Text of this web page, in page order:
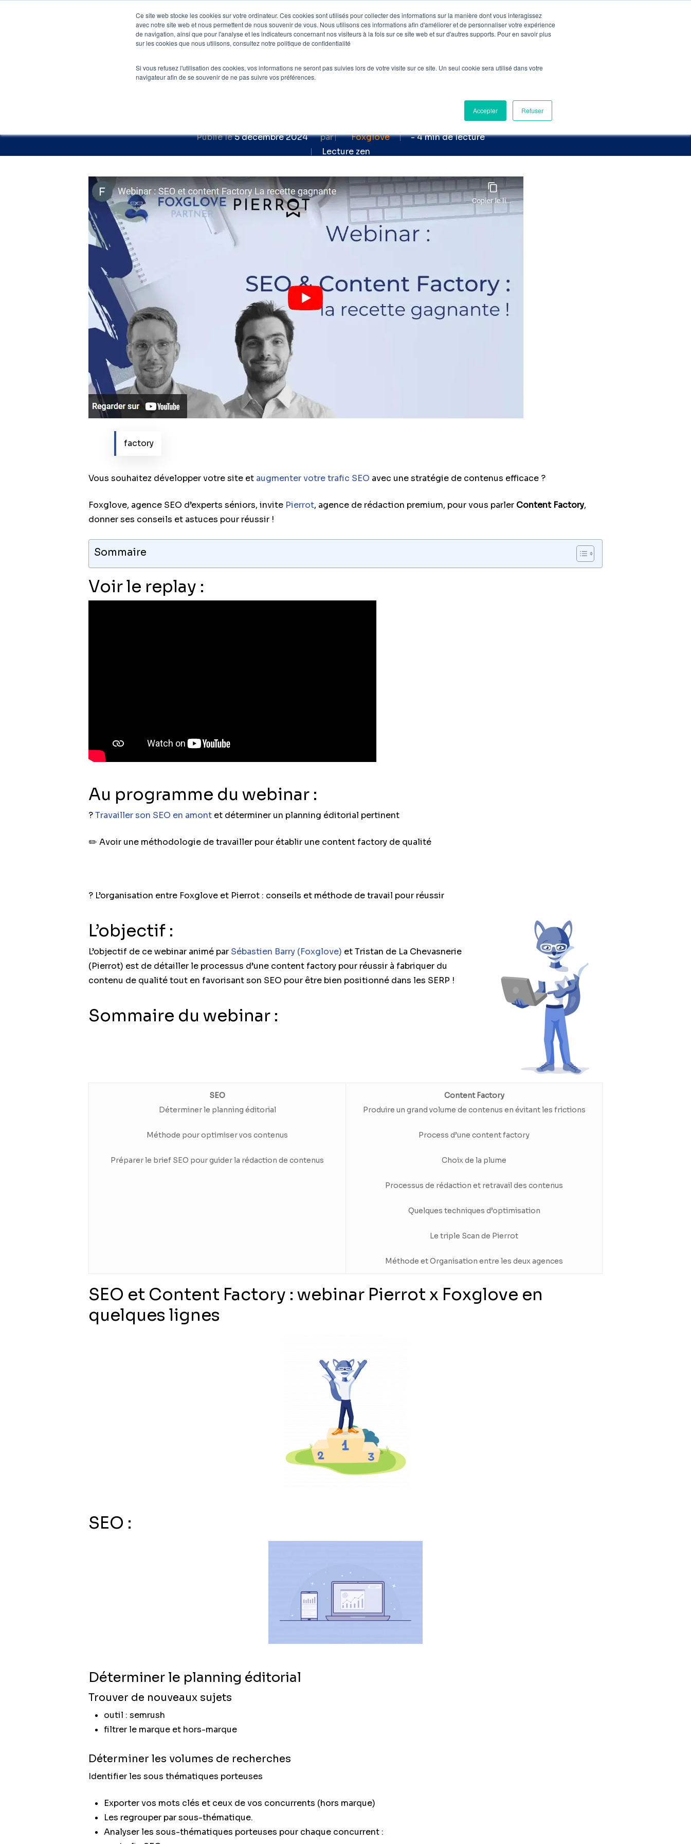
Ce site web stocke les cookies sur votre ordinateur. Ces cookies sont utilisés pour collecter des informations sur la manière dont vous interagissez
avec notre site web et nous permettent de nous souvenir de vous. Nous utilisons ces informations afin d'améliorer et de personnaliser votre expérience
de navigation, ainsi que pour l'analyse et les indicateurs concernant nos visiteurs à la fois sur ce site web et sur d'autres supports. Pour en savoir plus
sur les cookies que nous utilisons, consultez notre politique de confidentialité
Si vous refusez l'utilisation des cookies, vos informations ne seront pas suivies lors de votre visite sur ce site. Un seul cookie sera utilisé dans votre
navigateur afin de se souvenir de ne pas suivre vos préférences.
Accepter Refuser
Agence Nos clients Nos prestations Blog Pré-Audit Gratuit
Accueil» Webinar SEO» Webinar SEO : SEO & Content Factory : la recette gagnante !
SEO et Content Factory : la recette gagnante
Publié le5 décembre 2024 par Foxglove
- 4 min de lecture
Lecture zen
factory
Vous souhaitez développer votre site et augmenter votre trafic SEO avec une stratégie de contenus efficace ?
Foxglove, agence SEO d’experts séniors, invite Pierrot, agence de rédaction premium, pour vous parler Content Factory,
donner ses conseils et astuces pour réussir !
Sommaire
Voir le replay :
Au programme du webinar :
?Travailler son SEO en amont et déterminer un planning éditorial pertinent
✏️ Avoir une méthodologie de travailler pour établir une content factory de qualité
? L’organisation entre Foxglove et Pierrot : conseils et méthode de travail pour réussir
L’objectif :
L’objectif de ce webinar animé par Sébastien Barry (Foxglove) et Tristan de La Chevasnerie
(Pierrot) est de détailler le processus d’une content factory pour réussir à fabriquer du
contenu de qualité tout en favorisant son SEO pour être bien positionné dans les SERP !
Sommaire du webinar :
SEO
Déterminer le planning éditorial
Méthode pour optimiser vos contenus
Préparer le brief SEO pour guider la rédaction de contenus
Content Factory
Produire un grand volume de contenus en évitant les frictions
Process d’une content factory
Choix de la plume
Processus de rédaction et retravail des contenus
Quelques techniques d’optimisation
Le triple Scan de Pierrot
Méthode et Organisation entre les deux agences
SEO et Content Factory : webinar Pierrot x Foxglove en
quelques lignes
SEO :
Déterminer le planning éditorial
Trouver de nouveaux sujets
outil : semrush
filtrer le marque et hors-marque
Déterminer les volumes de recherches
Identifier les sous thématiques porteuses
Exporter vos mots clés et ceux de vos concurrents (hors marque)
Les regrouper par sous-thématique.
Analyser les sous-thématiques porteuses pour chaque concurrent :